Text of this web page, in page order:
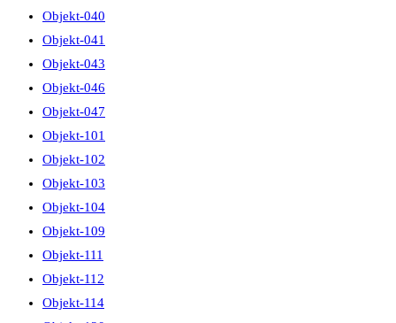
Objekt-040
Objekt-041
Objekt-043
Objekt-046
Objekt-047
Objekt-101
Objekt-102
Objekt-103
Objekt-104
Objekt-109
Objekt-111
Objekt-112
Objekt-114